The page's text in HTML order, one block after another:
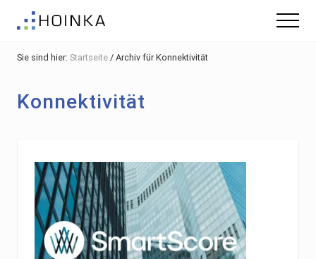
content
Hauptsidebar
Fußzeile
nachhaltig
Green
Building
Menu
Sie sind hier: Startseite / Archiv für Konnektivität
Konnektivität